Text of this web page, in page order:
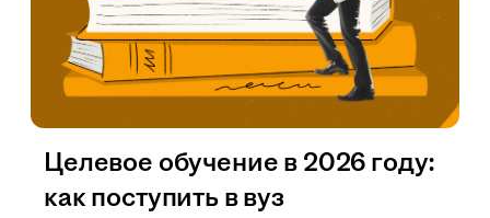
Целевое обучение в 2026 году:
как поступить в вуз